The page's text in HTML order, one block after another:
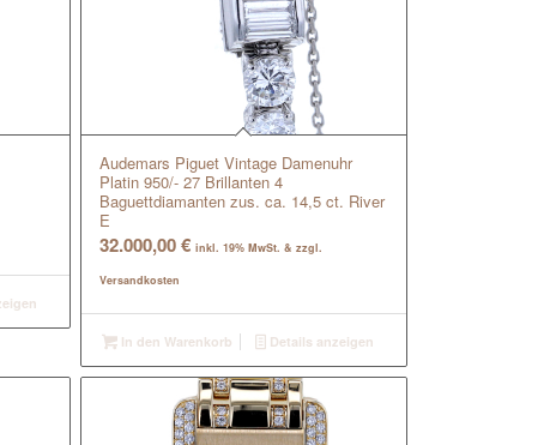
Audemars Piguet Vintage Damenuhr
Platin 950/- 27 Brillanten 4
Baguettdiamanten zus. ca. 14,5 ct. River
E
32.000,00€ inkl. 19% MwSt. & zzgl.
Versandkosten
In den Warenkorb Details anzeigen